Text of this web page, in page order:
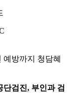
방까지 청담혜
단검진, 부인과 검